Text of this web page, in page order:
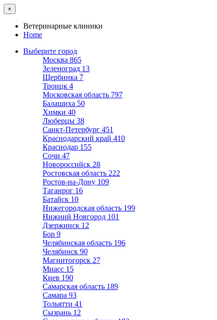
×
Ветеринарные клиники
Home
Выберите город
Москва 865
Зеленоград 13
Щербинка 7
Троицк 4
Московская область 797
Балашиха 50
Химки 40
Люберцы 38
Санкт-Петербург 451
Краснодарский край 410
Краснодар 155
Сочи 47
Новороссийск 28
Ростовская область 222
Ростов-на-Дону 109
Таганрог 16
Батайск 10
Нижегородская область 199
Нижний Новгород 101
Дзержинск 12
Бор 9
Челябинская область 196
Челябинск 90
Магнитогорск 27
Миасс 15
Киев 190
Самарская область 189
Самара 93
Тольятти 41
Сызрань 12